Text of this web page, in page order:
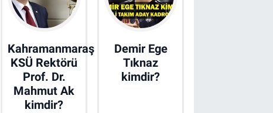
Kahramanmaraş
KSÜ Rektörü
Prof. Dr.
Mahmut Ak
kimdir?
Demir Ege
Tıknaz
kimdir?